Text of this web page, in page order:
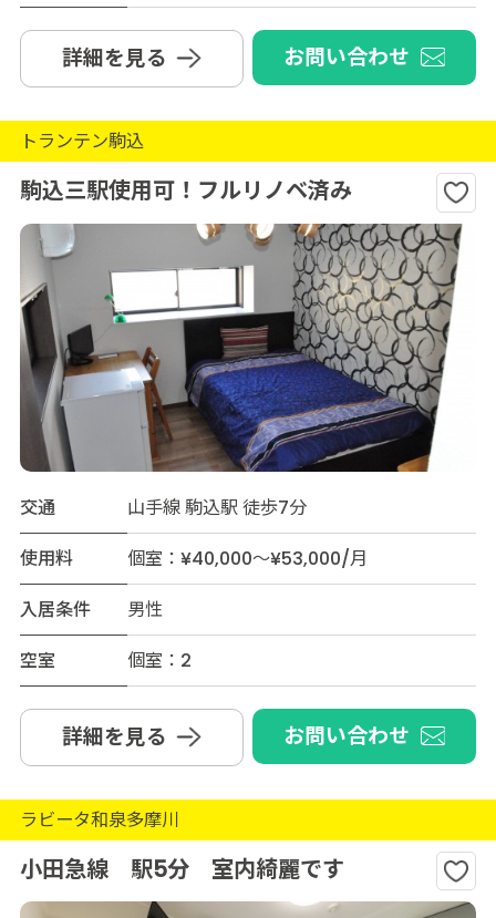
詳細を見る お問い合わせ
トランテン駒込
駒込三駅使用可！フルリノベ済み
交通
山手線 駒込駅 徒歩7分
使用料
個室：¥40,000～¥53,000/月
入居条件
男性
空室
個室：2
詳細を見る お問い合わせ
ラビータ和泉多摩川
小田急線 駅5分 室内綺麗です